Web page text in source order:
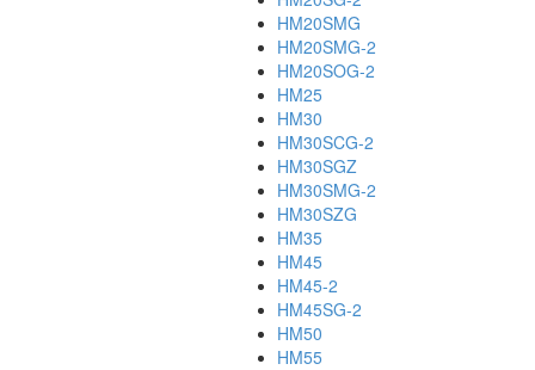
HM20SMG
HM20SMG-2
HM20SOG-2
HM25
HM30
HM30SCG-2
HM30SGZ
HM30SMG-2
HM30SZG
HM35
HM45
HM45-2
HM45SG-2
HM50
HM55